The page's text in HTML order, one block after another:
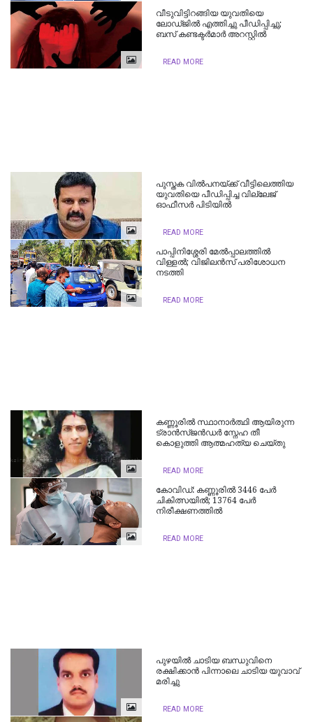
വീടുവിട്ടിറങ്ങിയ യുവതിയെ
ലോഡ്ജിൽ എത്തിച്ചു പീഡിപ്പിച്ചു;
ബസ് കണ്ടക്ടര്‍മാര്‍ അറസ്റ്റില്‍
READ MORE
പുസ്തക വിൽപനയ്ക്ക് വീട്ടിലെത്തിയ
യുവതിയെ പീഡിപ്പിച്ച വില്ലേജ്
ഓഫീസർ പിടിയിൽ
READ MORE
പാപ്പിനിശ്ശേരി മേല്‍പ്പാലത്തില്‍
വിള്ളല്‍; വിജിലന്‍സ് പരിശോധന
നടത്തി
READ MORE
കണ്ണൂരിൽ സ്ഥാനാർത്ഥി ആയിരുന്ന
ട്രാൻസ്ജൻഡർ സ്നേഹ തീ
കൊളുത്തി ആത്മഹത്യ ചെയ്തു
READ MORE
കോവിഡ്: കണ്ണൂരില്‍ 3446 പേര്‍
ചികിത്സയില്‍; 13764 പേര്‍
നിരീക്ഷണത്തില്‍
READ MORE
പുഴയിൽ ചാടിയ ബന്ധുവിനെ
രക്ഷിക്കാൻ പിന്നാലെ ചാടിയ യുവാവ്
മരിച്ചു
READ MORE